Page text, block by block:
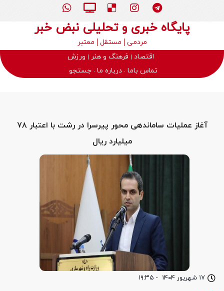
پایگاه خبری و تحلیلی نبض خبر
مردمی مستقل
معتبر
اقتصاد
فرهنگ و هنر
ورزش
تماس باما درباره ما جستجو
۱۷ شهریور ۱۴۰۴ - ۱۹:۳۵
آغاز عملیات ساماندهی محور پیرسرا در رشت با اعتبار ۷۸
میلیارد ریال